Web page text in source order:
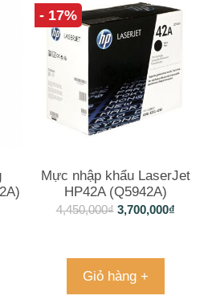
- 17%
Mực nhập khẩu LaserJet
HP42A (Q5942A)
4,450,000₫ 3,700,000₫
Giỏ hàng +